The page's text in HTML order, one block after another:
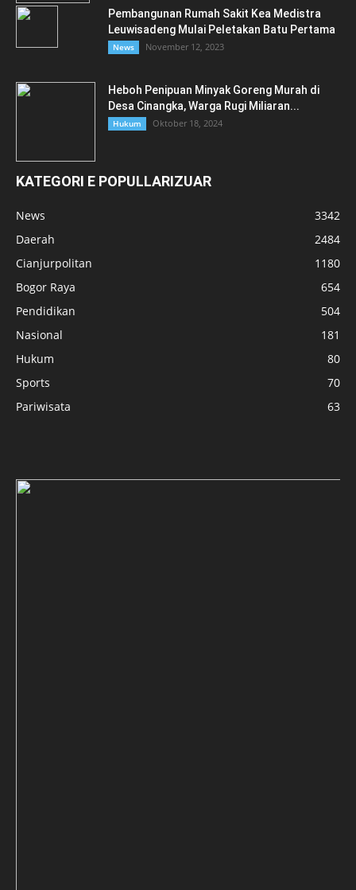
Pembangunan Rumah Sakit Kea Medistra
Leuwisadeng Mulai Peletakan Batu Pertama
News November 12, 2023
Heboh Penipuan Minyak Goreng Murah di
Desa Cinangka, Warga Rugi Miliaran...
Hukum Oktober 18, 2024
KATEGORI E POPULLARIZUAR
News
3342
Daerah
2484
Cianjurpolitan
1180
Bogor Raya
654
Pendidikan
504
Nasional
181
Hukum
80
Sports
70
Pariwisata
63